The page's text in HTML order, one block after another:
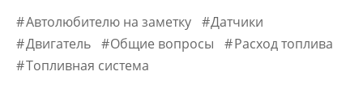
Автолюбителю на заметку
Датчики
Двигатель
Общие вопросы
Расход топлива
Топливная система